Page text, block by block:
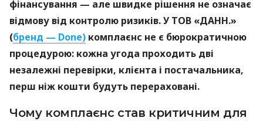
фінансування — але швидке рішення не означає
відмову від контролю ризиків. У ТОВ «ДАНН.»
(бренд — Done) комплаєнс не є бюрократичною
процедурою: кожна угода проходить дві
незалежні перевірки, клієнта і постачальника,
перш ніж кошти будуть перераховані.
Чому комплаєнс став критичним для